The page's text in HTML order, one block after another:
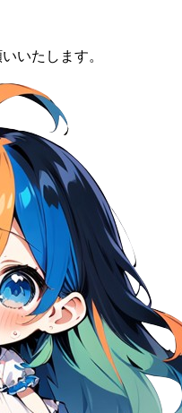
いたします。